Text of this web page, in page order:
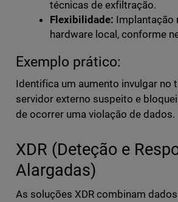
técnicas de exfiltração.
Flexibilidade: Implantação
hardware local, conforme
Exemplo prático:
Identifica um aumento invulgar no
servidor externo suspeito e
de ocorrer uma violação de dados.
XDR (Deteção e
Alargadas)
As soluções XDR combinam